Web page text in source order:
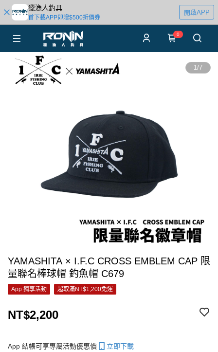
獵漁人釣具
首下載APP即贈$500折價券
開啟APP
0
1/7
YAMASHITA × I.F.C CROSS EMBLEM CAP 限
量聯名棒球帽 釣魚帽 C679
App 獨享活動 超取滿NT$1,200免運
NT$2,200
App 結帳可享專屬活動優惠價 立即下載